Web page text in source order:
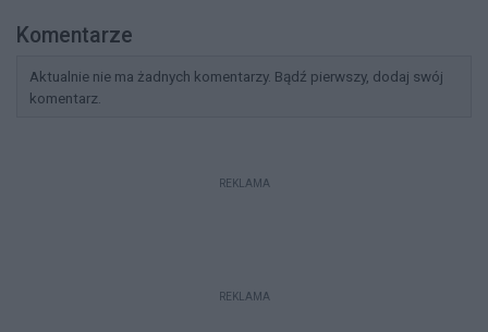
Komentarze
Aktualnie nie ma żadnych komentarzy. Bądź pierwszy, dodaj swój
komentarz.
REKLAMA
REKLAMA